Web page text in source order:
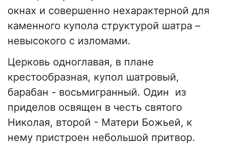
окнах и совершенно нехарактерной для
каменного купола структурой шатра –
невысокого с изломами.
Церковь одноглавая, в плане
крестообразная, купол шатровый,
барабан - восьмигранный. Один из
приделов освящен в честь святого
Николая, второй - Матери Божьей, к
нему пристроен небольшой притвор.